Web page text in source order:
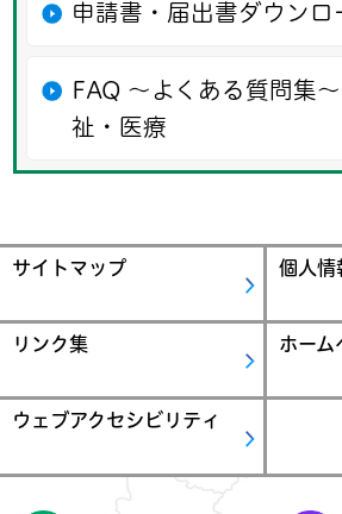
申請書・届出書ダウンロ
FAQ ～よくある質問集
祉・医療
サイトマップ 個人情
リンク集 ホーム
ウェブアクセシビリティ